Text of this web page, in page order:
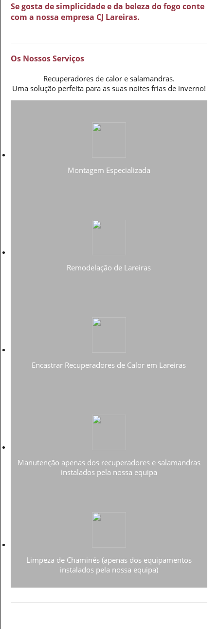
Se gosta de simplicidade e da beleza do fogo conte
com a nossa empresa CJ Lareiras.
Os Nossos Serviços
Recuperadores de calor e salamandras.
Uma solução perfeita para as suas noites frias de inverno!
Montagem Especializada
Remodelação de Lareiras
Encastrar Recuperadores de Calor em Lareiras
Manutenção apenas dos recuperadores e salamandras
instalados pela nossa equipa
Limpeza de Chaminés (apenas dos equipamentos
instalados pela nossa equipa)